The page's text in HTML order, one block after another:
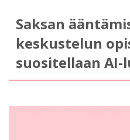
Saksan
keskustelun
suositellaan